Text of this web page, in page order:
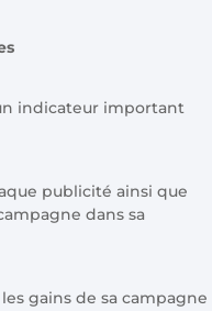
indicateur important
publicité ainsi que
dans sa
gains de sa campagne